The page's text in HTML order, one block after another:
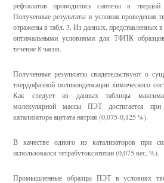
рефталатов проводились синтезы в
Полученные результаты и условия проведения
отражены в табл. 3. Из данных, представленных
оптимальными условиями для ТФПК
течение 8 часов.
Полученные результаты свидетельствуют о
твердофазной поликонденсации химического
Как следует из данных таблицы
молекулярной массы ПЭТ достигается при
катализатора ацетата натрия (0,075-0,125 %).
В качестве одного из катализаторов при
использовался тетрабутоксититан (0,075 вес. %).
Промышленные образцы ПЭТ в условиях